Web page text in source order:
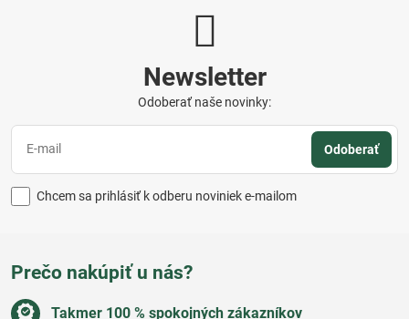
Newsletter
Odoberať naše novinky:
Odoberať
Chcem sa prihlásiť k odberu noviniek e-mailom
Prečo nakúpiť u nás?
Takmer 100 % spokojných zákazníkov